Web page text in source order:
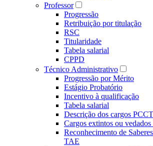
Professor
Progressão
Retribuição por titulação
RSC
Titularidade
Tabela salarial
CPPD
Técnico Administrativo
Progressão por Mérito
Estágio Probatório
Incentivo à qualificação
Tabela salarial
Descrição dos cargos
Cargos extintos ou
Reconhecimento de
TAE